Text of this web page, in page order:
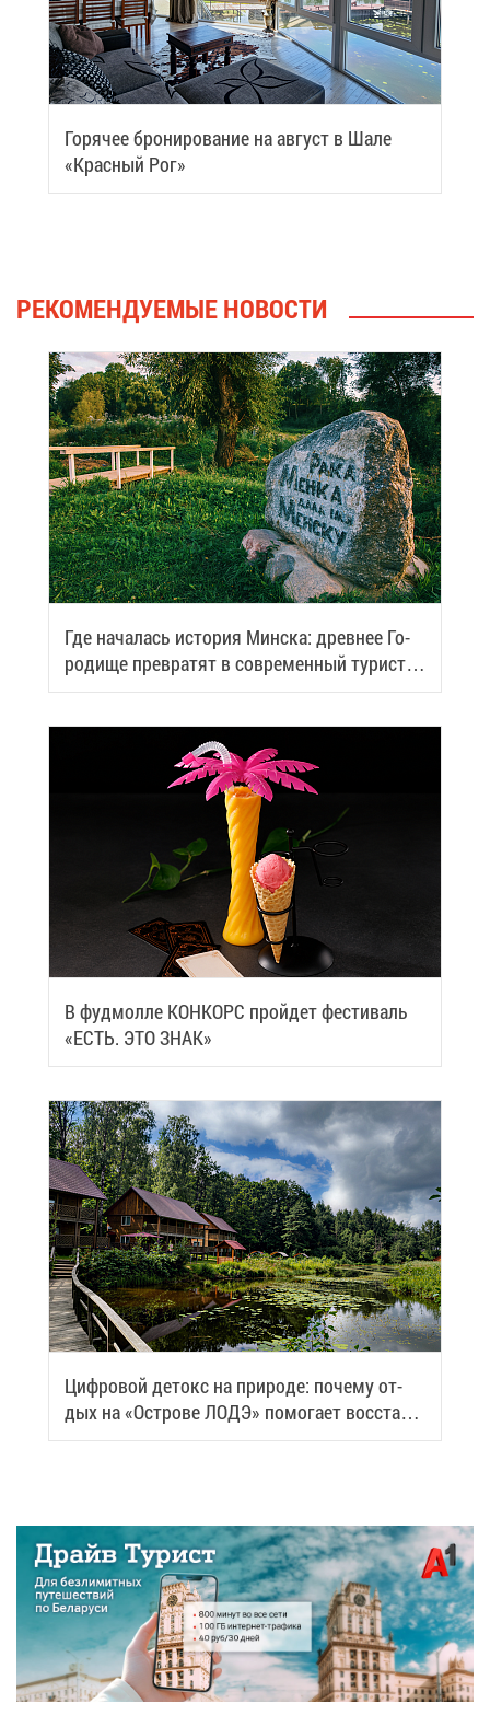
Го­ря­чее бро­ни­ро­ва­ние на ав­густ в Ша­ле
«Крас­ный Рог»
РЕ­КО­МЕН­ДУ­Е­МЫЕ НО­ВО­СТИ
Где на­ча­лась ис­то­рия Мин­ска: древ­нее Го­
ро­ди­ще пре­вра­тят в со­вре­мен­ный ту­ри­сти­
че­ский центр
В фуд­мол­ле КОН­КОРС прой­дет фе­сти­валь
«ЕСТЬ. ЭТО ЗНАК»
Циф­ро­вой де­токс на при­ро­де: по­че­му от­
дых на «Ост­ро­ве ЛОДЭ» по­мо­га­ет вос­ста­но­
вить си­лы